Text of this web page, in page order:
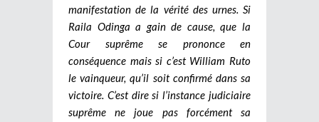
manifestation de la vérité des urnes. Si
Raila Odinga a gain de cause, que la
Cour suprême se prononce en
conséquence mais si c’est William Ruto
le vainqueur, qu’il soit confirmé dans sa
victoire. C’est dire si l’instance judiciaire
suprême ne joue pas forcément sa